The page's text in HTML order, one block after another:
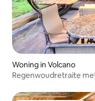
Woning in Volcano
Regenwoudretraite